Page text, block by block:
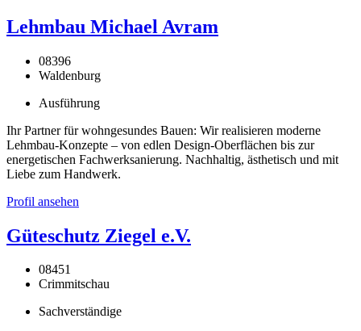
Lehmbau Michael Avram
08396
Waldenburg
Ausführung
Ihr Partner für wohngesundes Bauen: Wir realisieren moderne
Lehmbau-Konzepte – von edlen Design-Oberflächen bis zur
energetischen Fachwerksanierung. Nachhaltig, ästhetisch und mit
Liebe zum Handwerk.
Profil ansehen
Güteschutz Ziegel e.V.
08451
Crimmitschau
Sachverständige